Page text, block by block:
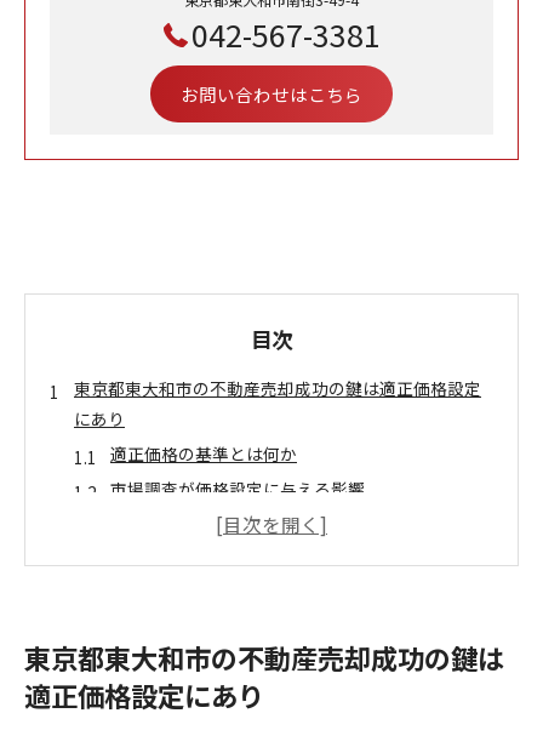
042-567-3381
お問い合わせはこちら
目次
東京都東大和市の不動産売却成功の鍵は適正価格設定
にあり
適正価格の基準とは何か
市場調査が価格設定に与える影響
地域特性を反映した価格調整法
地域特有の市場動向を理解して不動産売却を有利に進
める方法
東京都東大和市の不動産売却成功の鍵は
適正価格設定にあり